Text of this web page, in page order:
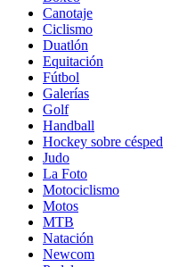
Canotaje
Ciclismo
Duatlón
Equitación
Fútbol
Galerías
Golf
Handball
Hockey sobre césped
Judo
La Foto
Motociclismo
Motos
MTB
Natación
Newcom